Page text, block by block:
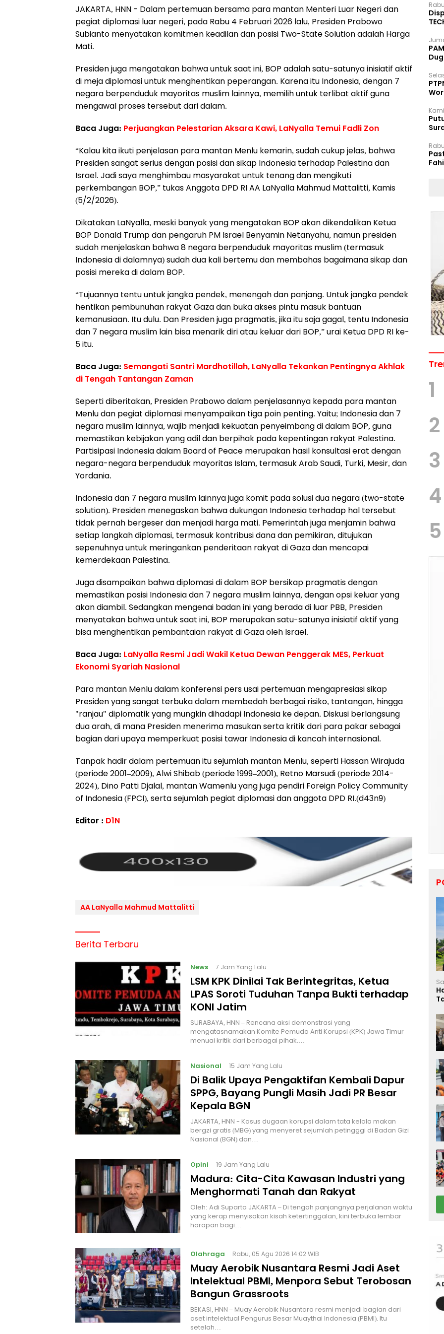
JAKARTA, HNN - Dalam pertemuan bersama para mantan Menteri Luar Negeri dan
pegiat diplomasi luar negeri, pada Rabu 4 Februari 2026 lalu, Presiden Prabowo
Subianto menyatakan komitmen keadilan dan posisi Two-State Solution adalah Harga
Mati.
Presiden juga mengatakan bahwa untuk saat ini, BOP adalah satu-satunya inisiatif aktif
di meja diplomasi untuk menghentikan peperangan. Karena itu Indonesia, dengan 7
negara berpenduduk mayoritas muslim lainnya, memilih untuk terlibat aktif guna
mengawal proses tersebut dari dalam.
Baca Juga: Perjuangkan Pelestarian Aksara Kawi, LaNyalla Temui Fadli Zon
“Kalau kita ikuti penjelasan para mantan Menlu kemarin, sudah cukup jelas, bahwa
Presiden sangat serius dengan posisi dan sikap Indonesia terhadap Palestina dan
Israel. Jadi saya menghimbau masyarakat untuk tenang dan mengikuti
perkembangan BOP,” tukas Anggota DPD RI AA LaNyalla Mahmud Mattalitti, Kamis
(5/2/2026).
Dikatakan LaNyalla, meski banyak yang mengatakan BOP akan dikendalikan Ketua
BOP Donald Trump dan pengaruh PM Israel Benyamin Netanyahu, namun presiden
sudah menjelaskan bahwa 8 negara berpenduduk mayoritas muslim (termasuk
Indonesia di dalamnya) sudah dua kali bertemu dan membahas bagaimana sikap dan
posisi mereka di dalam BOP.
“Tujuannya tentu untuk jangka pendek, menengah dan panjang. Untuk jangka pendek
hentikan pembunuhan rakyat Gaza dan buka akses pintu masuk bantuan
kemanusiaan. Itu dulu. Dan Presiden juga pragmatis, jika itu saja gagal, tentu Indonesia
dan 7 negara muslim lain bisa menarik diri atau keluar dari BOP,” urai Ketua DPD RI ke-
5 itu.
Baca Juga: Semangati Santri Mardhotillah, LaNyalla Tekankan Pentingnya Akhlak
di Tengah Tantangan Zaman
Seperti diberitakan, Presiden Prabowo dalam penjelasannya kepada para mantan
Menlu dan pegiat diplomasi menyampaikan tiga poin penting. Yaitu; Indonesia dan 7
negara muslim lainnya, wajib menjadi kekuatan penyeimbang di dalam BOP, guna
memastikan kebijakan yang adil dan berpihak pada kepentingan rakyat Palestina.
Partisipasi Indonesia dalam Board of Peace merupakan hasil konsultasi erat dengan
negara-negara berpenduduk mayoritas Islam, termasuk Arab Saudi, Turki, Mesir, dan
Yordania.
Indonesia dan 7 negara muslim lainnya juga komit pada solusi dua negara (two-state
solution). Presiden menegaskan bahwa dukungan Indonesia terhadap hal tersebut
tidak pernah bergeser dan menjadi harga mati. Pemerintah juga menjamin bahwa
setiap langkah diplomasi, termasuk kontribusi dana dan pemikiran, ditujukan
sepenuhnya untuk meringankan penderitaan rakyat di Gaza dan mencapai
kemerdekaan Palestina.
Juga disampaikan bahwa diplomasi di dalam BOP bersikap pragmatis dengan
memastikan posisi Indonesia dan 7 negara muslim lainnya, dengan opsi keluar yang
akan diambil. Sedangkan mengenai badan ini yang berada di luar PBB, Presiden
menyatakan bahwa untuk saat ini, BOP merupakan satu-satunya inisiatif aktif yang
bisa menghentikan pembantaian rakyat di Gaza oleh Israel.
Baca Juga: LaNyalla Resmi Jadi Wakil Ketua Dewan Penggerak MES, Perkuat
Ekonomi Syariah Nasional
Para mantan Menlu dalam konferensi pers usai pertemuan mengapresiasi sikap
Presiden yang sangat terbuka dalam membedah berbagai risiko, tantangan, hingga
"ranjau" diplomatik yang mungkin dihadapi Indonesia ke depan. Diskusi berlangsung
dua arah, di mana Presiden menerima masukan serta kritik dari para pakar sebagai
bagian dari upaya memperkuat posisi tawar Indonesia di kancah internasional.
Tanpak hadir dalam pertemuan itu sejumlah mantan Menlu, seperti Hassan Wirajuda
(periode 2001–2009), Alwi Shibab (periode 1999–2001), Retno Marsudi (periode 2014-
2024), Dino Patti Djalal, mantan Wamenlu yang juga pendiri Foreign Policy Community
of Indonesia (FPCI), serta sejumlah pegiat diplomasi dan anggota DPD RI.(d43n9)
Editor : D1N
AA LaNyalla Mahmud Mattalitti
Berita Terbaru
News 7 Jam Yang Lalu
LSM KPK Dinilai Tak Berintegritas, Ketua
LPAS Soroti Tuduhan Tanpa Bukti terhadap
KONI Jatim
SURABAYA, HNN – Rencana aksi demonstrasi yang
mengatasnamakan Komite Pemuda Anti Korupsi (KPK) Jawa Timur
menuai kritik dari berbagai pihak.…
Nasional 15 Jam Yang Lalu
Di Balik Upaya Pengaktifan Kembali Dapur
SPPG, Bayang Pungli Masih Jadi PR Besar
Kepala BGN
JAKARTA, HNN - Kasus dugaan korupsi dalam tata kelola makan
bergzi gratis (MBG) yang menyeret sejumlah petingggi di Badan Gizi
Nasional (BGN) dan…
Opini 19 Jam Yang Lalu
Madura: Cita-Cita Kawasan Industri yang
Menghormati Tanah dan Rakyat
Oleh: Adi Suparto JAKARTA – Di tengah panjangnya perjalanan waktu
yang kerap menyisakan kisah ketertinggalan, kini terbuka lembar
harapan bagi…
Olahraga Rabu, 05 Agu 2026 14:02 WIB
Muay Aerobik Nusantara Resmi Jadi Aset
Intelektual PBMI, Menpora Sebut Terobosan
Bangun Grassroots
BEKASI, HNN – Muay Aerobik Nusantara resmi menjadi bagian dari
aset intelektual Pengurus Besar Muaythai Indonesia (PBMI). Itu
setelah…
1
2
3
4
5